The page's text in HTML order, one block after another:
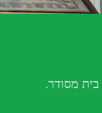
מסודר.